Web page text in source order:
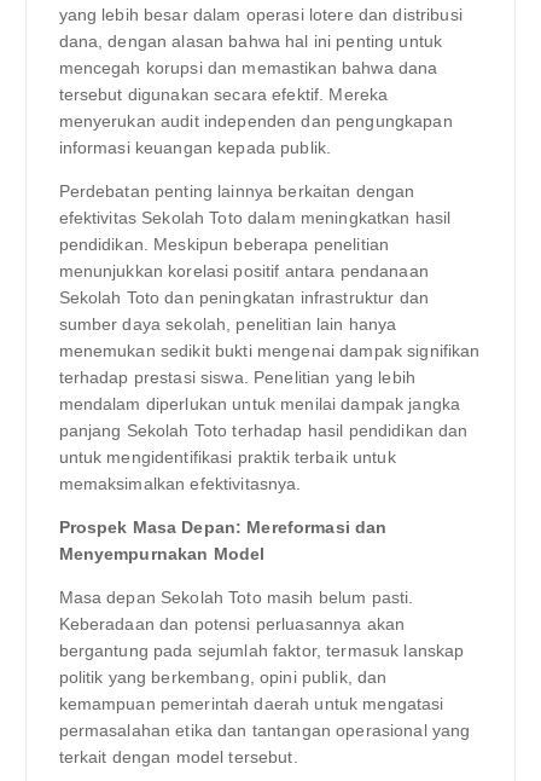
yang lebih besar dalam operasi lotere dan distribusi
dana, dengan alasan bahwa hal ini penting untuk
mencegah korupsi dan memastikan bahwa dana
tersebut digunakan secara efektif. Mereka
menyerukan audit independen dan pengungkapan
informasi keuangan kepada publik.
Perdebatan penting lainnya berkaitan dengan
efektivitas Sekolah Toto dalam meningkatkan hasil
pendidikan. Meskipun beberapa penelitian
menunjukkan korelasi positif antara pendanaan
Sekolah Toto dan peningkatan infrastruktur dan
sumber daya sekolah, penelitian lain hanya
menemukan sedikit bukti mengenai dampak signifikan
terhadap prestasi siswa. Penelitian yang lebih
mendalam diperlukan untuk menilai dampak jangka
panjang Sekolah Toto terhadap hasil pendidikan dan
untuk mengidentifikasi praktik terbaik untuk
memaksimalkan efektivitasnya.
Prospek Masa Depan: Mereformasi dan
Menyempurnakan Model
Masa depan Sekolah Toto masih belum pasti.
Keberadaan dan potensi perluasannya akan
bergantung pada sejumlah faktor, termasuk lanskap
politik yang berkembang, opini publik, dan
kemampuan pemerintah daerah untuk mengatasi
permasalahan etika dan tantangan operasional yang
terkait dengan model tersebut.